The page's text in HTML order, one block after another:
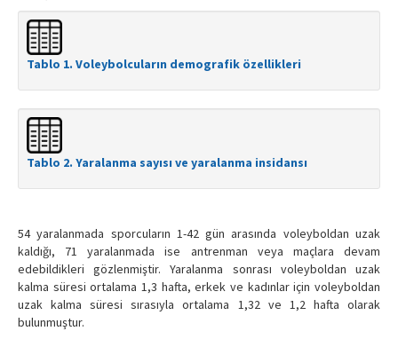
Tablo 1. Voleybolcuların demografik özellikleri
Tablo 2. Yaralanma sayısı ve yaralanma insidansı
54 yaralanmada sporcuların 1-42 gün arasında voleyboldan uzak
kaldığı, 71 yaralanmada ise antrenman veya maçlara devam
edebildikleri gözlenmiştir. Yaralanma sonrası voleyboldan uzak
kalma süresi ortalama 1,3 hafta, erkek ve kadınlar için voleyboldan
uzak kalma süresi sırasıyla ortalama 1,32 ve 1,2 hafta olarak
bulunmuştur.